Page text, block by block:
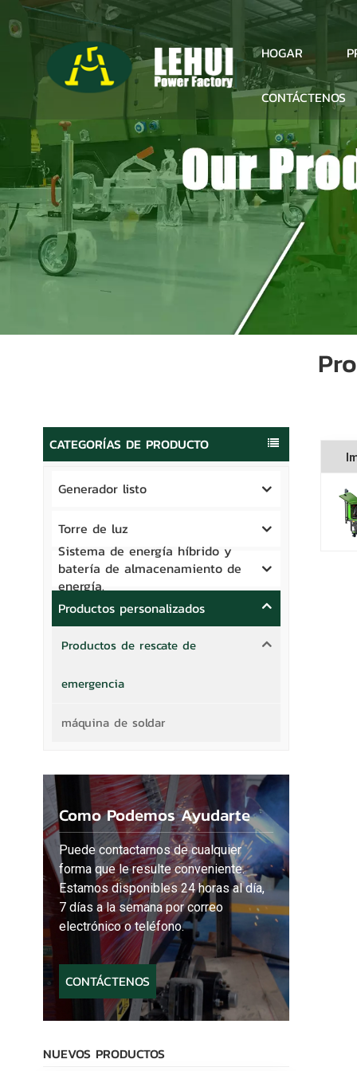
HOGAR
CONTÁCTENOS
CATEGORÍAS DE PRODUCTO
Generador listo
Torre de luz
Sistema de energía híbrido y
batería de almacenamiento de
energía.
Productos personalizados
Productos de rescate de
emergencia
máquina de soldar
Como Podemos Ayudarte
Puede contactarnos de cualquier
forma que le resulte conveniente.
Estamos disponibles 24 horas al día,
7 días a la semana por correo
electrónico o teléfono.
CONTÁCTENOS
NUEVOS PRODUCTOS